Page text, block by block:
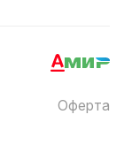
Оферта